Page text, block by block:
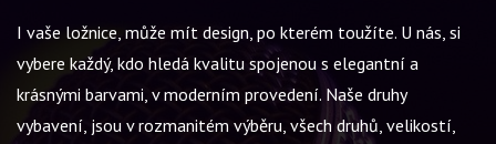
I vaše ložnice, může mít design, po kterém toužíte. U nás, si
vybere každý, kdo hledá kvalitu spojenou s elegantní a
krásnými barvami, v moderním provedení. Naše druhy
vybavení, jsou v rozmanitém výběru, všech druhů, velikostí,